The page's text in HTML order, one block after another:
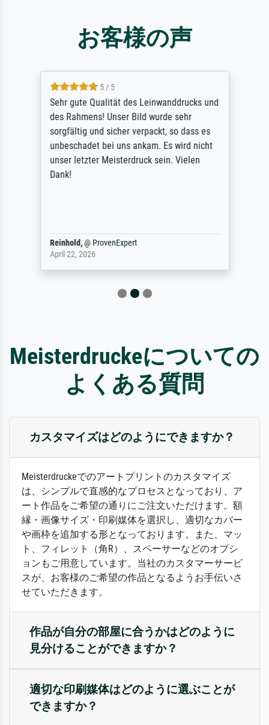
お客様の声
5 / 5
Sehr gute Qualität des Leinwanddrucks und
des Rahmens! Unser Bild wurde sehr
sorgfältig und sicher verpackt, so dass es
unbeschadet bei uns ankam. Es wird nicht
unser letzter Meisterdruck sein. Vielen
Dank!
Reinhold,@ ProvenExpert
April 22, 2026
Meisterdruckeについての
よくある質問
カスタマイズはどのようにできますか？
Meisterdruckeでのアートプリントのカスタマイズ
は、シンプルで直感的なプロセスとなっており、ア
ート作品をご希望の通りにご注文いただけます。額
縁・画像サイズ・印刷媒体を選択し、適切なカバー
や画枠を追加する形となっております。また、マッ
ト、フィレット（角R）、スペーサーなどのオプシ
ョンもご用意しています。当社のカスタマーサービ
スが、お客様のご希望の作品となるようお手伝いさ
せていただきます。
作品が自分の部屋に合うかはどのように
見分けることができますか？
適切な印刷媒体はどのように選ぶことが
できますか？